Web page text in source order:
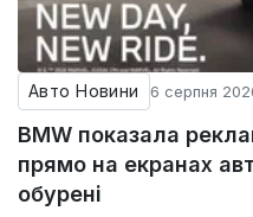
Авто Новини 6 серпня
BMW показала
прямо на екранах
обурені